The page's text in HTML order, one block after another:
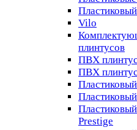
Vilo
плинтусов
ПВХ
ПВХ
Prestige